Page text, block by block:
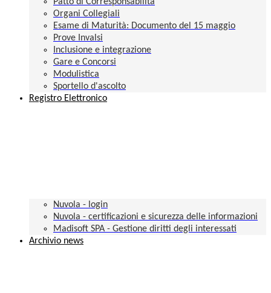
Patto di Corresponsabilità
Organi Collegiali
Esame di Maturità: Documento del 15 maggio
Prove Invalsi
Inclusione e integrazione
Gare e Concorsi
Modulistica
Sportello d'ascolto
Registro Elettronico
Nuvola - login
Nuvola - certificazioni e sicurezza delle informazioni
Madisoft SPA - Gestione diritti degli interessati
Archivio news